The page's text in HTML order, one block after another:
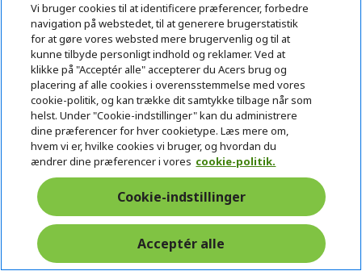
Vi bruger cookies til at identificere præferencer, forbedre
navigation på webstedet, til at generere brugerstatistik
for at gøre vores websted mere brugervenlig og til at
kunne tilbyde personligt indhold og reklamer. Ved at
klikke på "Acceptér alle" accepterer du Acers brug og
placering af alle cookies i overensstemmelse med vores
cookie-politik, og kan trække dit samtykke tilbage når som
helst. Under "Cookie-indstillinger" kan du administrere
dine præferencer for hver cookietype. Læs mere om,
hvem vi er, hvilke cookies vi bruger, og hvordan du
ændrer dine præferencer i vores cookie-politik.
Cookie-indstillinger
Acceptér alle